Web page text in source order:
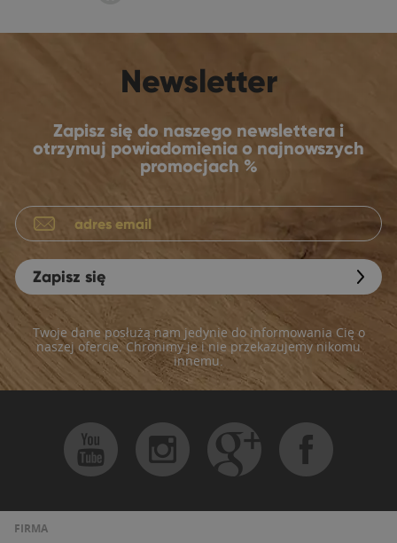
Newsletter
Zapisz się do naszego newslettera i
otrzymuj powiadomienia o najnowszych
promocjach %
Zapisz się
Twoje dane posłużą nam jedynie do informowania Cię o
naszej ofercie. Chronimy je i nie przekazujemy nikomu
innemu.
FIRMA